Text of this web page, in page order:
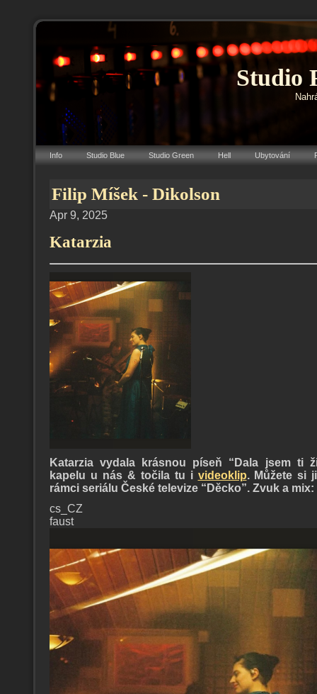
Studio
Info Studio Blue Studio Green Hell Ubytování
Filip Míšek - Dikolson
Apr 9, 2025
Katarzia
Katarzia vydala krásnou píseň “Dala jsem ti
kapelu u nás & točila tu i videoklip. Můžete si
rámci seriálu České televize “Děcko”. Zvuk a
cs_CZ
faust